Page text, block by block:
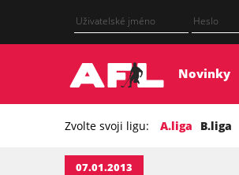
Novinky
Zvolte svoji ligu: A.liga B.liga
07.01.2013